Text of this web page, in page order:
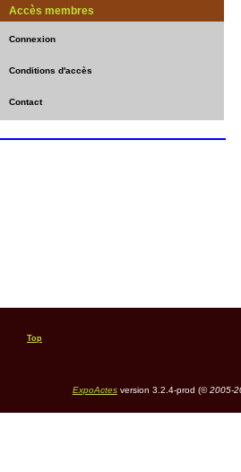
Accès membres
Connexion
Conditions d'accès
Contact
Top
ExpoActesversion 3.2.4-prod (©2005-